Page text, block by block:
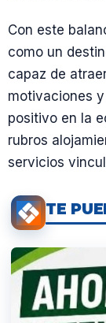
Con este
como un
capaz de
motivaciones
positivo en la
rubros
servicios
TE